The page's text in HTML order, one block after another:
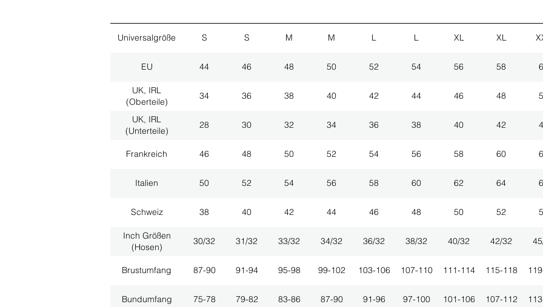
Universalgröße S S M M L L XL XL
EU 44 46 48 50 52 54 56 58
UK, IRL
(Oberteile)
34 36 38 40 42 44 46 48
UK, IRL
(Unterteile)
28 30 32 34 36 38 40 42
Frankreich 46 48 50 52 54 56 58 60
Italien 50 52 54 56 58 60 62 64
Schweiz 38 40 42 44 46 48 50 52
Inch Größen
(Hosen)
30/32 31/32 33/32 34/32 36/32 38/32 40/32 42/32
Brustumfang 87-90 91-94 95-98 99-102 103-106 107-110 111-114 115-118
Bundumfang 75-78 79-82 83-86 87-90 91-96 97-100 101-106 107-112